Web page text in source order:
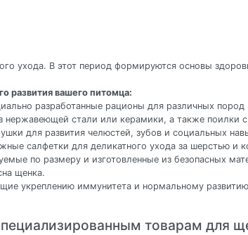
ухода. В этот период формируются основы
развития вашего питомца:
разработанные рационы для различных
нержавеющей стали или керамики, а также поилки
для развития челюстей, зубов и социальных
салфетки для деликатного ухода за шерстью и
по размеру и изготовленные из безопасных
щенка.
укреплению иммунитета и нормальному
товарам для